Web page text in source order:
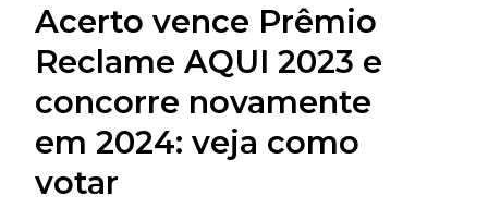
Acerto vence Prêmio
Reclame AQUI 2023 e
concorre novamente
em 2024: veja como
votar